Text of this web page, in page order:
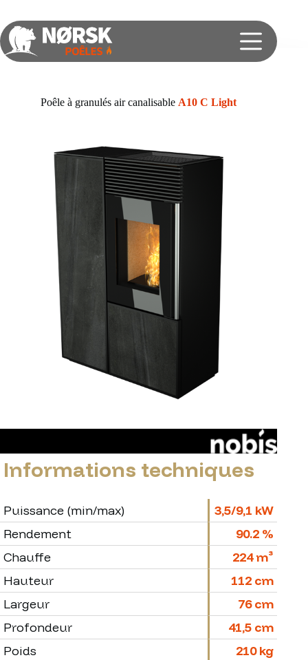
Poêle à granulés air canalisable A10 C Light
Informations techniques
Puissance (min/max)
3,5/9,1 kW
Rendement
90.2 %
Chauffe
224 m³
Hauteur
112 cm
Largeur
76 cm
Profondeur
41,5 cm
Poids
210 kg